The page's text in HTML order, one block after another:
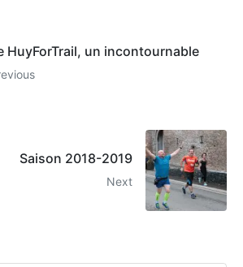
HuyForTrail, un incontournable
Saison 2018-2019
Next